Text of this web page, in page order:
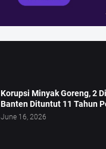
Korupsi Minyak Goreng, 2
Banten Dituntut 11 Tahun
June 16, 2026